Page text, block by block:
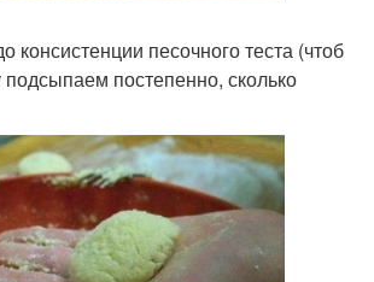
песочного теста (чтоб
постепенно, сколько